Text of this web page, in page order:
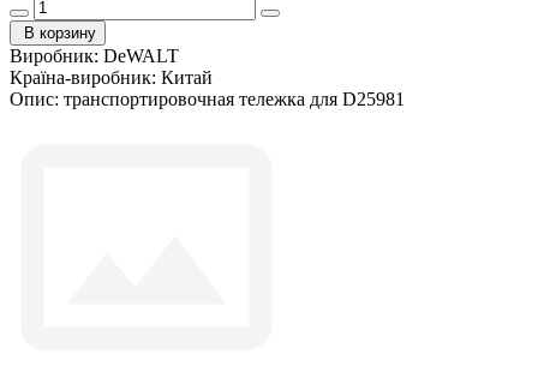
В корзину
Виробник: DeWALT
Країна-виробник: Китай
Опис: транспортировочная тележка для D25981